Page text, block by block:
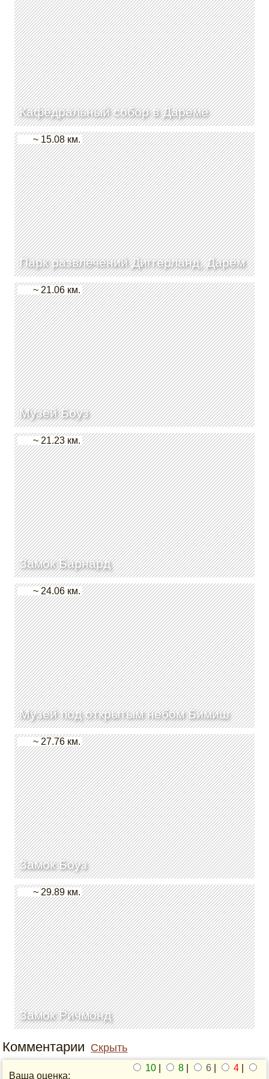
Кафедральный собор в Дареме
Парк развлечений Диггерланд, Дарем
~ 15.08 км.
Музей Боуз
~ 21.06 км.
Замок Барнард
~ 21.23 км.
Музей под открытым небом Бимиш
~ 24.06 км.
Замок Боуз
~ 27.76 км.
Замок Ричмонд
~ 29.89 км.
Комментарии Скрыть
Ваша оценка:
10 8 6 4